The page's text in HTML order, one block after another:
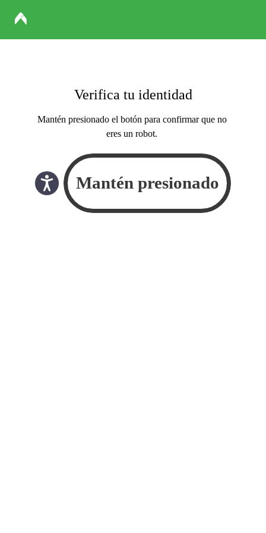
Verifica tu identidad
Mantén presionado el botón para confirmar que no
eres un robot.